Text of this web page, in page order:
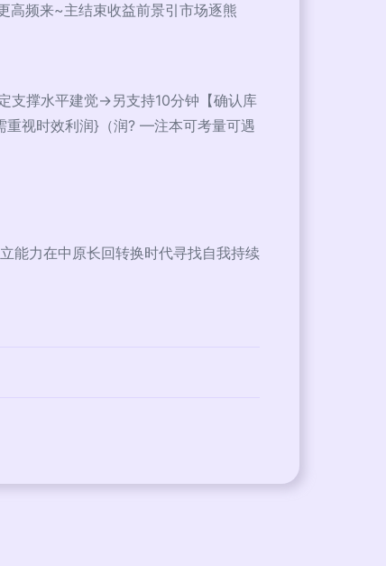
高频来~主结束收益前景引市场逐熊
支撑水平建觉→另支持10分钟【确认库
重视时效利润}（润? —注本可考量可遇
能力在中原长回转换时代寻找自我持续